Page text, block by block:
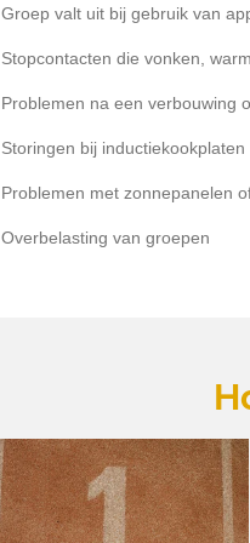
Groep valt uit bij gebruik van
Stopcontacten die vonken,
Problemen na een verbouwing
Storingen bij
Problemen met zonnepanelen
Overbelasting van groepen